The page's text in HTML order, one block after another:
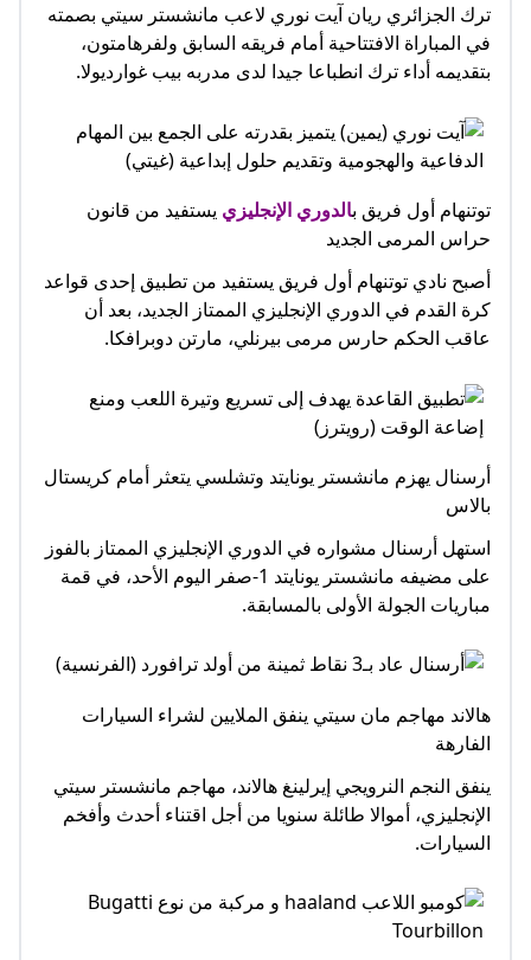
ترك الجزائري ريان آيت نوري لاعب مانشستر سيتي بصمته
في المباراة الافتتاحية أمام فريقه السابق ولفرهامتون،
بتقديمه أداء ترك انطباعا جيدا لدى مدربه بيب غوارديولا.
توتنهام أول فريق بالدوري الإنجليزي يستفيد من قانون
حراس المرمى الجديد
أصبح نادي توتنهام أول فريق يستفيد من تطبيق إحدى قواعد
كرة القدم في الدوري الإنجليزي الممتاز الجديد، بعد أن
عاقب الحكم حارس مرمى بيرنلي، مارتن دوبرافكا.
أرسنال يهزم مانشستر يونايتد وتشلسي يتعثر أمام كريستال
بالاس
استهل أرسنال مشواره في الدوري الإنجليزي الممتاز بالفوز
على مضيفه مانشستر يونايتد 1-صفر اليوم الأحد، في قمة
مباريات الجولة الأولى بالمسابقة.
هالاند مهاجم مان سيتي ينفق الملايين لشراء السيارات
الفارهة
ينفق النجم النرويجي إيرلينغ هالاند، مهاجم مانشستر سيتي
الإنجليزي، أموالا طائلة سنويا من أجل اقتناء أحدث وأفخم
السيارات.